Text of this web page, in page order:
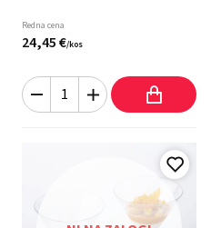
Redna cena
24,45€/kos